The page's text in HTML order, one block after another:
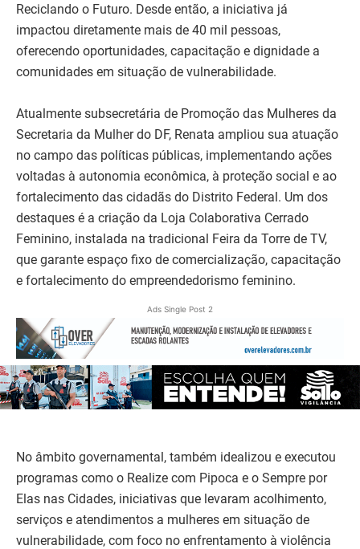
Reciclando o Futuro. Desde então, a iniciativa já
impactou diretamente mais de 40 mil pessoas,
oferecendo oportunidades, capacitação e dignidade a
comunidades em situação de vulnerabilidade.
Atualmente subsecretária de Promoção das Mulheres da
Secretaria da Mulher do DF, Renata ampliou sua atuação
no campo das políticas públicas, implementando ações
voltadas à autonomia econômica, à proteção social e ao
fortalecimento das cidadãs do Distrito Federal. Um dos
destaques é a criação da Loja Colaborativa Cerrado
Feminino, instalada na tradicional Feira da Torre de TV,
que garante espaço fixo de comercialização, capacitação
e fortalecimento do empreendedorismo feminino.
Ads Single Post 2
No âmbito governamental, também idealizou e executou
programas como o Realize com Pipoca e o Sempre por
Elas nas Cidades, iniciativas que levaram acolhimento,
serviços e atendimentos a mulheres em situação de
vulnerabilidade, com foco no enfrentamento à violência